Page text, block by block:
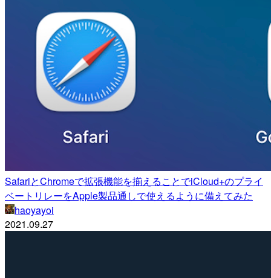
SafariとChromeで拡張機能を揃えることでiCloud+のプライ
ベートリレーをApple製品通しで使えるように備えてみた
haoyayoi
2021.09.27